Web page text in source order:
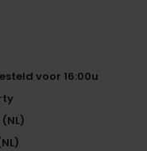
voor 16:00u